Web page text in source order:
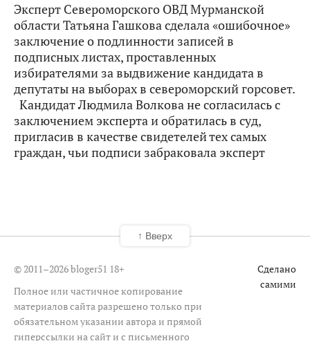
Эксперт Североморского ОВД Мурманской
области Татьяна Гашкова сделала «ошибочное»
заключение о подлинности записей в
подписных листах, проставленных
избирателями за выдвижение кандидата в
депутаты на выборах в североморский горсовет.
Кандидат Людмила Волкова не согласилась с
заключением эксперта и обратилась в суд,
пригласив в качестве свидетелей тех самых
граждан, чьи подписи забраковала эксперт
© 2011–2026 bloger51 18+
Полное или частичное копирование
материалов сайта разрешено только при
обязательном указании автора и прямой
гиперссылки на сайт и с письменного
Сделано
самими
↑ Вверх